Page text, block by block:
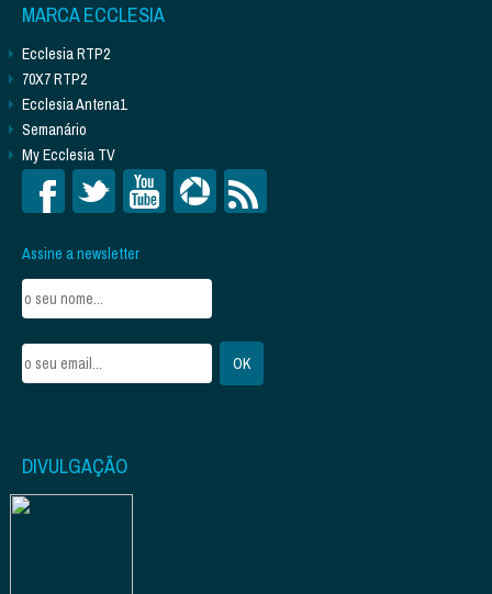
MARCA ECCLESIA
Ecclesia RTP2
70X7 RTP2
Ecclesia Antena1
Semanário
My Ecclesia TV
Assine a newsletter
DIVULGAÇÃO